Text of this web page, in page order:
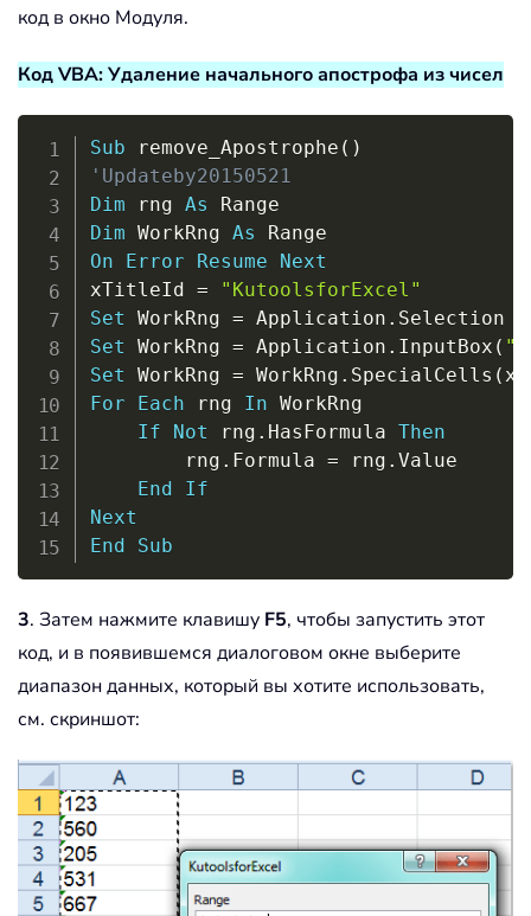
код в окно Модуля.
Код VBA: Удаление начального апострофа из чисел
Sub remove_Apostrophe ( )
'Updateby20150521
Dim rng As
Dim WorkRng As
On
Error Resume
Next
xTitleId =
"KutoolsforExcel"
Set WorkRng = Application .
Set WorkRng = Application . InputBox (
Set WorkRng = WorkRng . SpecialCells (
For
Each rng In WorkRng
If
Not rng . HasFormula Then
        rng
. Formula = rng . Value
End
If
Next
End
Sub
3. Затем нажмите клавишу F5, чтобы запустить этот
код, и в появившемся диалоговом окне выберите
диапазон данных, который вы хотите использовать,
см. скриншот: